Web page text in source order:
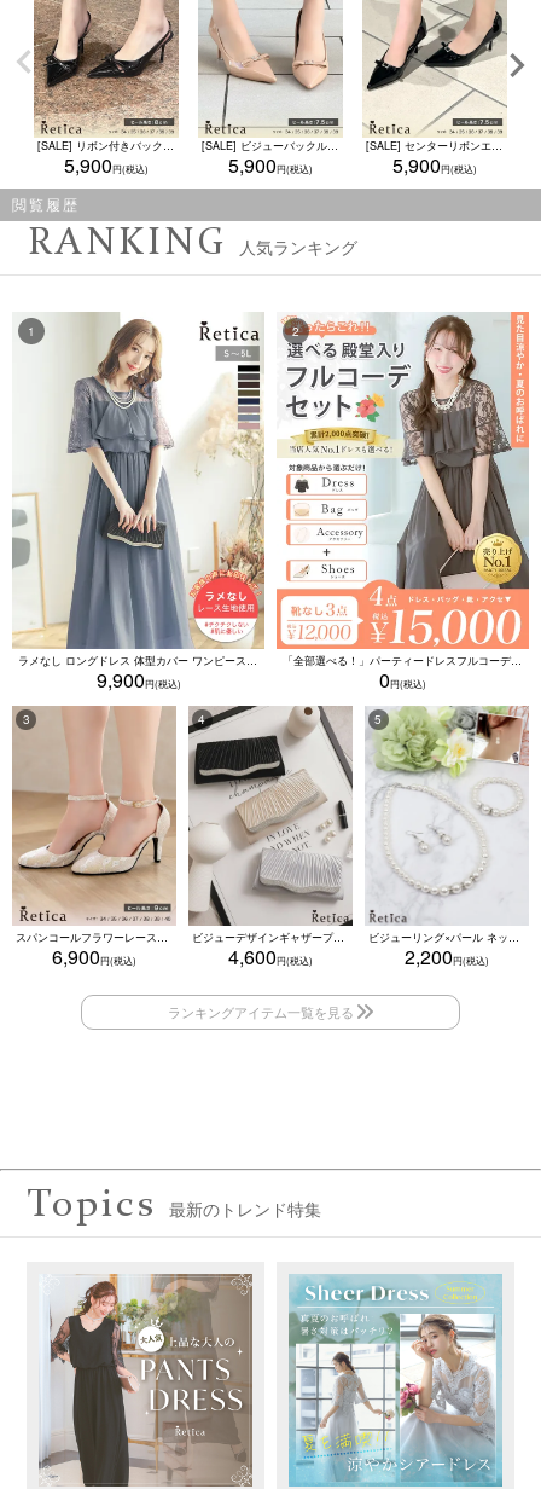
[SALE] リボン付きバックストラップポインテッドトゥパンプス(ブラック)
5,900
[SALE] ビジューバックルリボンポインテッドトゥパンプス(ベージュ)
5,900
[SALE] センターリボンエナメルポインテッドトゥパンプス(ブラック)
5,900
閲覧履歴
RANKING 人気ランキング
ラメなし ロングドレス 体型カバー ワンピース 敏感肌対応 結婚式 二次会 お呼ばれ 大人 上品 (Sサイズ～5Lサイズ)
9,900
「全部選べる！」パーティードレスフルコーデセット (ドレス1点＋バッグ1点＋アクセ1点+靴1足/4点15000円(税込)/靴なしで12000円(税込))
0
スパンコールフラワーレースアンクルストラップハイヒールセパレートパンプス (ベージュ)
6,900
ビジューデザインギャザープリーツ入り2wayバッグ(ベージュ/シルバー/ブラック)
4,600
ビジューリング×パール ネックレス・ブレスレット・ピアス 3点セット（ホワイト）
2,200
Topics 最新のトレンド特集